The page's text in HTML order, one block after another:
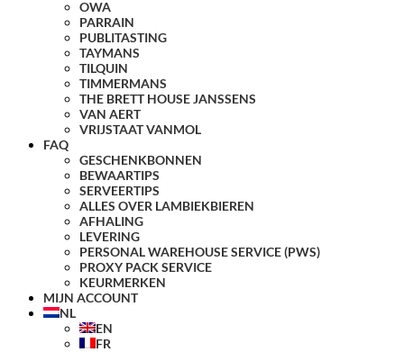
OWA
PARRAIN
PUBLITASTING
TAYMANS
TILQUIN
TIMMERMANS
THE BRETT HOUSE JANSSENS
VAN AERT
VRIJSTAAT VANMOL
FAQ
GESCHENKBONNEN
BEWAARTIPS
SERVEERTIPS
ALLES OVER LAMBIEKBIEREN
AFHALING
LEVERING
PERSONAL WAREHOUSE SERVICE (PWS)
PROXY PACK SERVICE
KEURMERKEN
MIJN ACCOUNT
NL
EN
FR